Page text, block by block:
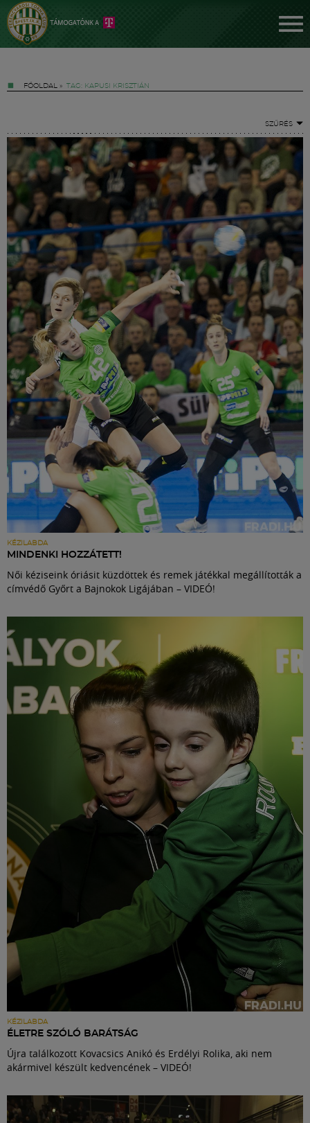
FŐOLDAL » TAG: KAPUSI KRISZTIÁN
SZŰRÉS
KÉZILABDA
MINDENKI HOZZÁTETT!
Női kéziseink óriásit küzdöttek és remek játékkal megállították a
címvédő Győrt a Bajnokok Ligájában – VIDEÓ!
KÉZILABDA
ÉLETRE SZÓLÓ BARÁTSÁG
Újra találkozott Kovacsics Anikó és Erdélyi Rolika, aki nem
akármivel készült kedvencének – VIDEÓ!
Jegyek
FM YouTube +
Hírek
Labdarúgás
Szakosztályok
Meccscenter
Klub
Szolgáltatások
Shop
Közösség
Múzeum
English